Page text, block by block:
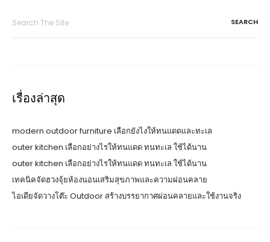
เรื่องล่าสุด
modern outdoor furniture เลือกยังไงให้ทนแดดและทะเล
outer kitchen เลือกอย่างไรให้ทนแดด ทนทะเล ใช้ได้นาน
outer kitchen เลือกอย่างไรให้ทนแดด ทนทะเล ใช้ได้นาน
เทคนิคจัดฮวงจุ้ยห้องนอนเสริมสุขภาพและความผ่อนคลาย
ไอเดียจัดวางโต๊ะ Outdoor สร้างบรรยากาศผ่อนคลายและใช้งานจริง